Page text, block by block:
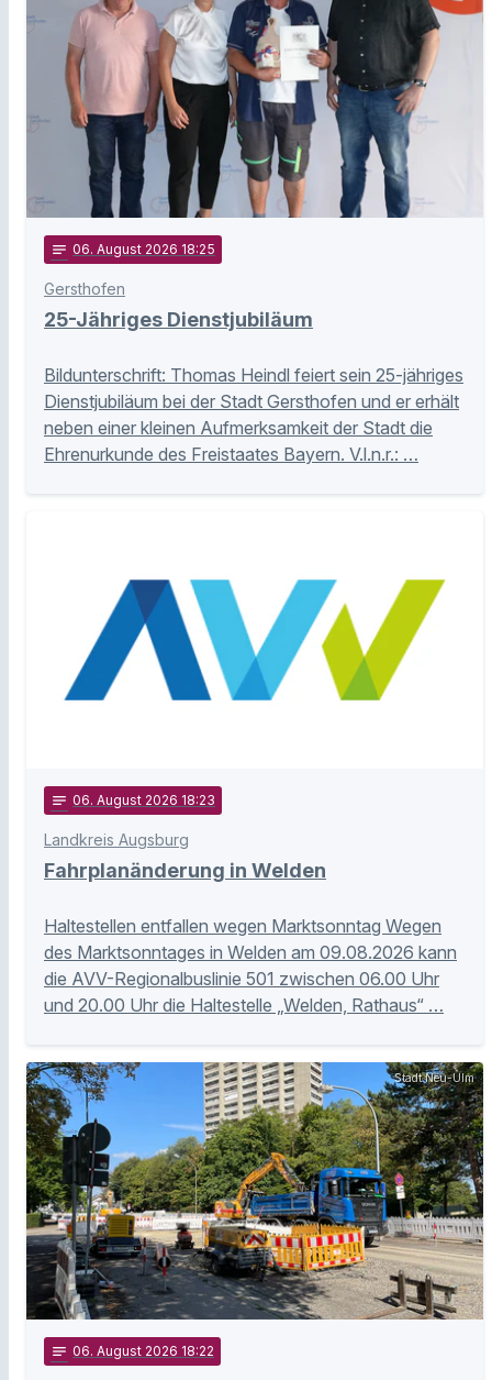
notes 06. August 2026 18:25
Gersthofen
25-Jähriges Dienstjubiläum
Bildunterschrift: Thomas Heindl feiert sein 25-jähriges
Dienstjubiläum bei der Stadt Gersthofen und er erhält
neben einer kleinen Aufmerksamkeit der Stadt die
Ehrenurkunde des Freistaates Bayern. V.l.n.r.: …
notes 06. August 2026 18:23
Landkreis Augsburg
Fahrplanänderung in Welden
Haltestellen entfallen wegen Marktsonntag Wegen
des Marktsonntages in Welden am 09.08.2026 kann
die AVV-Regionalbuslinie 501 zwischen 06.00 Uhr
und 20.00 Uhr die Haltestelle „Welden, Rathaus“ …
Stadt Neu-Ulm
notes 06. August 2026 18:22